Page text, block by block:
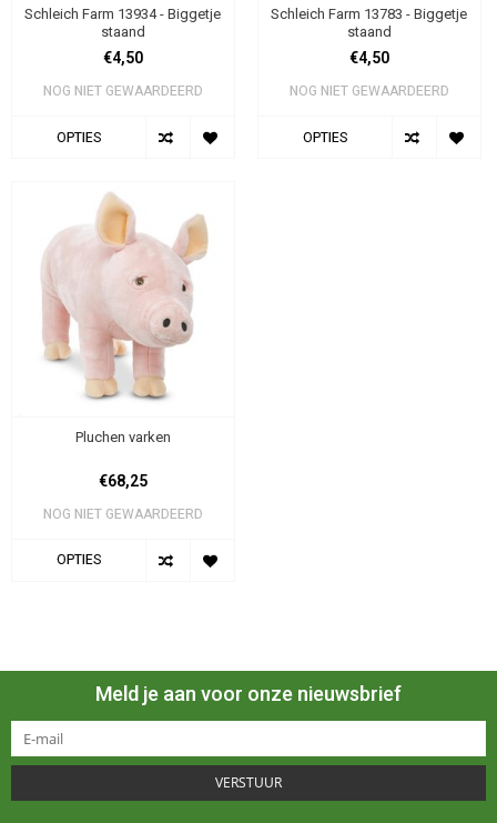
Schleich Farm 13934 - Biggetje
staand
€4,50
NOG NIET GEWAARDEERD
OPTIES
Schleich Farm 13783 - Biggetje
staand
€4,50
NOG NIET GEWAARDEERD
OPTIES
Pluchen varken
€68,25
NOG NIET GEWAARDEERD
OPTIES
Meld je aan voor onze nieuwsbrief
VERSTUUR